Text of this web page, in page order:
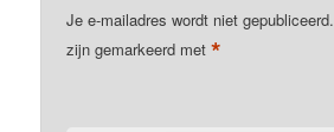
Je e-mailadres wordt niet gepubliceerd.
zijn gemarkeerd met*